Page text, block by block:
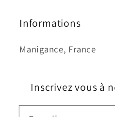
Informations
Manigance, France
Inscrivez vous à